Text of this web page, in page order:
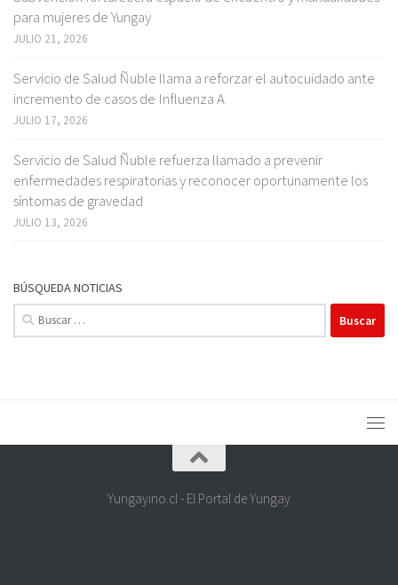
para mujeres de Yungay
JULIO 21, 2026
Servicio de Salud Ñuble llama a reforzar el autocuidado ante
incremento de casos de Influenza A
JULIO 17, 2026
Servicio de Salud Ñuble refuerza llamado a prevenir
enfermedades respiratorias y reconocer oportunamente los
síntomas de gravedad
JULIO 13, 2026
BÚSQUEDA NOTICIAS
Buscar:
Yungayino.cl - El Portal de Yungay